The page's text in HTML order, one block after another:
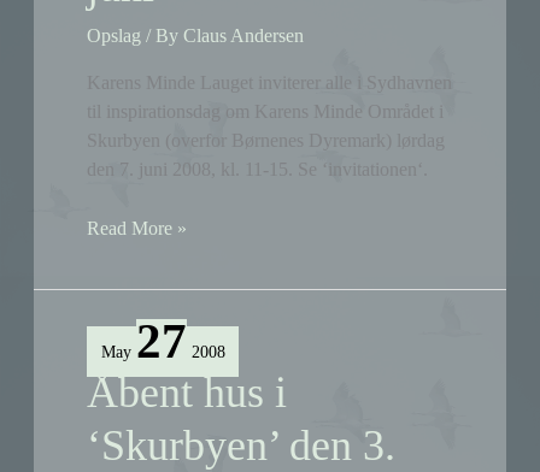
Opslag / ByClaus Andersen
Karens Minde Lauget inviterer alle i Sydhavnen
til inspirationsdag om Karens Minde Området i
Skurbyen (overfor Børnenes Dyremark) lørdag
den 7. juni 2008, kl. 11-15. Se ‘invitationen‘.
Inspirationsdag
Karens
den
7.
juni
Read More »
May 27 2008
Åbent hus i
‘Skurbyen’ den 3.